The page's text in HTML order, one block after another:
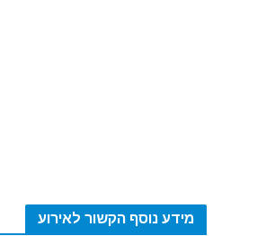
מידע נוסף הקשור לאירוע